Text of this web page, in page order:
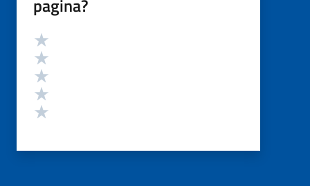
pagina?
Valutazione